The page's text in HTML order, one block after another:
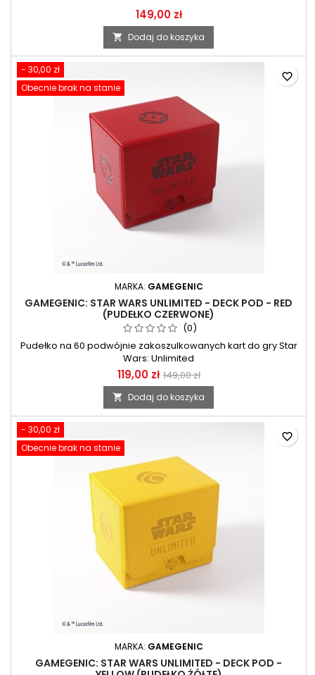
149,00 zł
 Dodaj do koszyka
- 30,00 zł
Obecnie brak na stanie
MARKA: GAMEGENIC
GAMEGENIC: STAR WARS UNLIMITED - DECK POD - RED
(PUDEŁKO CZERWONE)
(0)
Pudełko na 60 podwójnie zakoszulkowanych kart do gry Star
Wars: Unlimited
119,00 zł 149,00 zł
 Dodaj do koszyka
favorite_border
- 30,00 zł
Obecnie brak na stanie
MARKA: GAMEGENIC
GAMEGENIC: STAR WARS UNLIMITED - DECK POD -
favorite_border